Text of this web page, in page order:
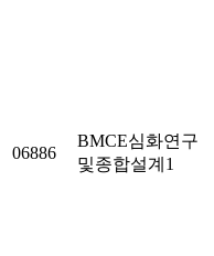
06886
BMCE심화연구
및종합설계1